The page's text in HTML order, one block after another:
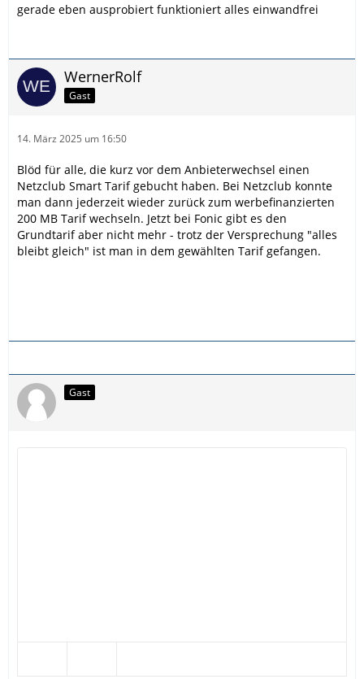
gerade eben ausprobiert funktioniert alles einwandfrei
WernerRolf
Gast
14. März 2025 um 16:50
Blöd für alle, die kurz vor dem Anbieterwechsel einen
Netzclub Smart Tarif gebucht haben. Bei Netzclub konnte
man dann jederzeit wieder zurück zum werbefinanzierten
200 MB Tarif wechseln. Jetzt bei Fonic gibt es den
Grundtarif aber nicht mehr - trotz der Versprechung "alles
bleibt gleich" ist man in dem gewählten Tarif gefangen.
Gast